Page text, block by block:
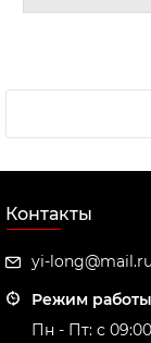
Контакты
yi-long@mail.ru
Режим
Пн - Пт: с